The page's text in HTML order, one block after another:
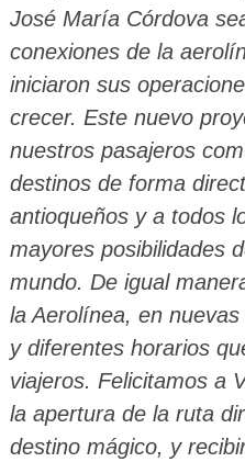
José María Córdova
conexiones de la
iniciaron sus
crecer. Este nuevo
nuestros pasajeros
destinos de forma
antioqueños y a todos
mayores posibilidades
mundo. De igual
la Aerolínea, en
y diferentes horarios
viajeros. Felicitamos a
la apertura de la ruta
destino mágico, y